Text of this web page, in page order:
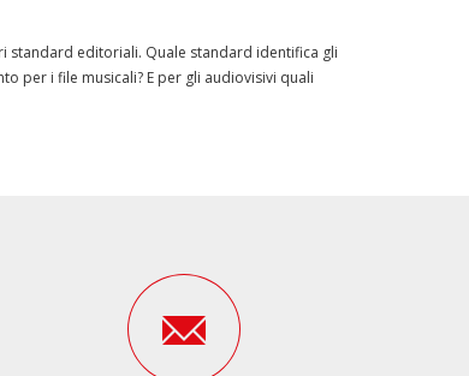
standard editoriali. Quale standard identifica gli
per i file musicali? E per gli audiovisivi quali